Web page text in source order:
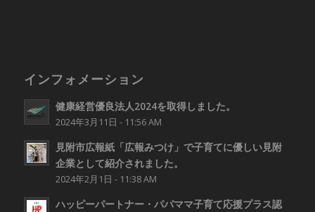
インフォメーション
健康経営優良法人2024を取得しました。
2024年3月11日 - 11:56 AM
見附市広報紙「広報みつけ」で子育てに優しい見附
企業として紹介されました。
2024年2月1日 - 11:38 AM
ハッピーパートナー・パパママ子育て応援プラス認